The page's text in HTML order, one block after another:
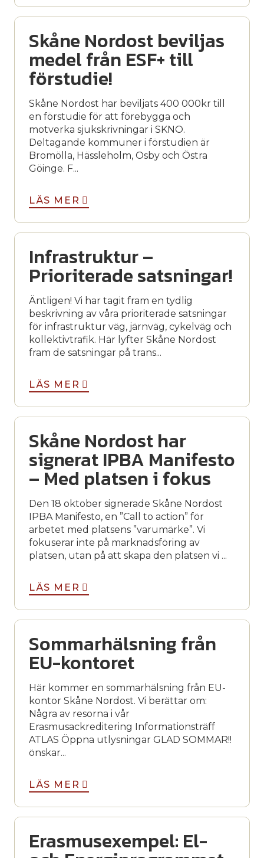
Skåne Nordost beviljas
medel från ESF+ till
förstudie!
Skåne Nordost har beviljats 400 000kr till
en förstudie för att förebygga och
motverka sjukskrivningar i SKNO.
Deltagande kommuner i förstudien är
Bromölla, Hässleholm, Osby och Östra
Göinge. F...
LÄS MER
Infrastruktur –
Prioriterade satsningar!
Äntligen! Vi har tagit fram en tydlig
beskrivning av våra prioriterade satsningar
för infrastruktur väg, järnväg, cykelväg och
kollektivtrafik. Här lyfter Skåne Nordost
fram de satsningar på trans...
LÄS MER
Skåne Nordost har
signerat IPBA Manifesto
– Med platsen i fokus
Den 18 oktober signerade Skåne Nordost
IPBA Manifesto, en ”Call to action” för
arbetet med platsens ”varumärke”. Vi
fokuserar inte på marknadsföring av
platsen, utan på att skapa den platsen vi ...
LÄS MER
Sommarhälsning från
EU-kontoret
Här kommer en sommarhälsning från EU-
kontor Skåne Nordost. Vi berättar om:
Några av resorna i vår
Erasmusackreditering Informationsträff
ATLAS Öppna utlysningar GLAD SOMMAR!!
önskar...
LÄS MER
Erasmusexempel: El-